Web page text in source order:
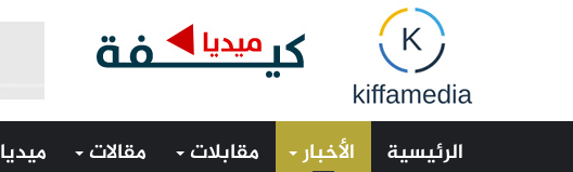
الرئيسية الأخبار مقابلات مقالات ميديا